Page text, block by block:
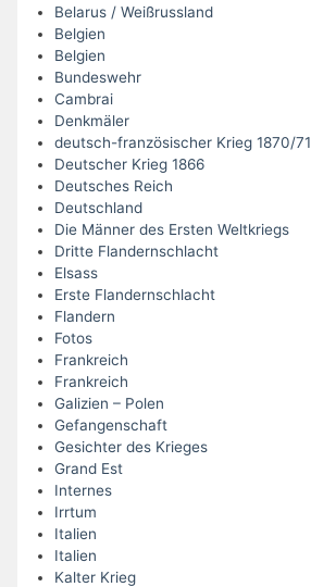
Belarus / Weißrussland
Belgien
Belgien
Bundeswehr
Cambrai
Denkmäler
deutsch-französischer Krieg 1870/71
Deutscher Krieg 1866
Deutsches Reich
Deutschland
Die Männer des Ersten Weltkriegs
Dritte Flandernschlacht
Elsass
Erste Flandernschlacht
Flandern
Fotos
Frankreich
Frankreich
Galizien – Polen
Gefangenschaft
Gesichter des Krieges
Grand Est
Internes
Irrtum
Italien
Italien
Kalter Krieg